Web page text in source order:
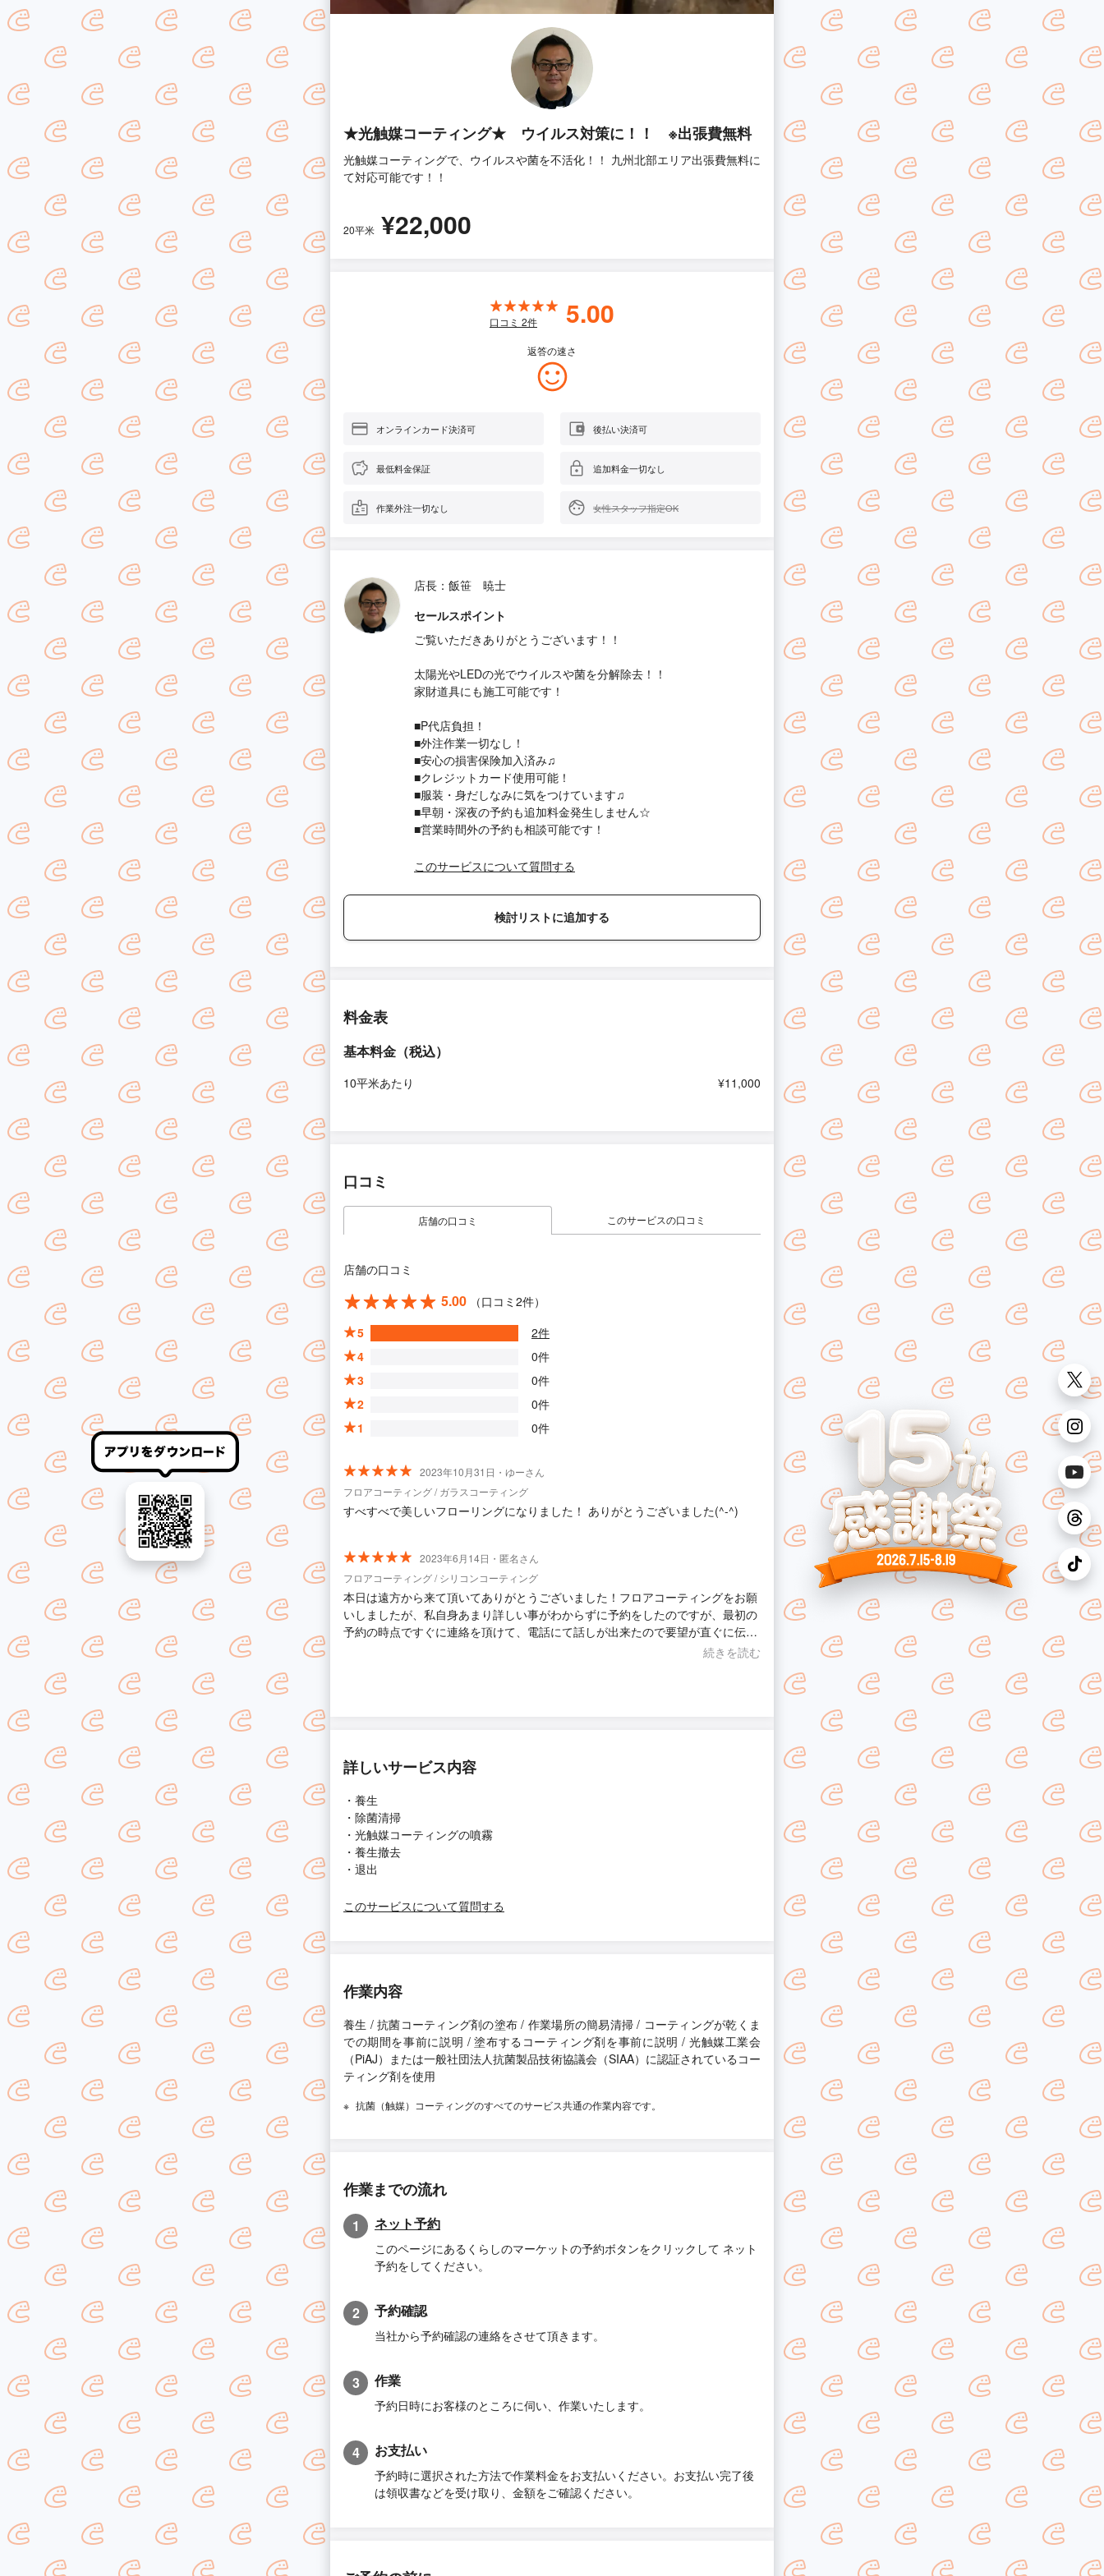
★光触媒コーティング★ ウイルス対策に！！ ※出張費無料
光触媒コーティングで、ウイルスや菌を不活化！！ 九州北部エリア出張費無料に
て対応可能です！！
20平米 ¥22,000
口コミ 2件 5.00
返答の速さ
オンラインカード決済可 後払い決済可
最低料金保証 追加料金一切なし
作業外注一切なし 女性スタッフ指定OK
店長：飯笹 暁士
セールスポイント
ご覧いただきありがとうございます！！
太陽光やLEDの光でウイルスや菌を分解除去！！
家財道具にも施工可能です！
■P代店負担！
■外注作業一切なし！
■安心の損害保険加入済み♫
■クレジットカード使用可能！
■服装・身だしなみに気をつけています♫
■早朝・深夜の予約も追加料金発生しません☆
■営業時間外の予約も相談可能です！
このサービスについて質問する
検討リストに追加する
料金表
基本料金（税込）
10平米あたり ¥11,000
口コミ
店舗の口コミ このサービスの口コミ
店舗の口コミ
5.00
（口コミ2件）
5
2件
4
0件
3
0件
2
0件
1
0件
2023年10月31日・ゆーさん
フロアコーティング / ガラスコーティング
すべすべで美しいフローリングになりました！ ありがとうございました(^-^)
2023年6月14日・匿名さん
フロアコーティング / シリコンコーティング
本日は遠方から来て頂いてありがとうございました！フロアコーティングをお願
いしましたが、私自身あまり詳しい事がわからずに予約をしたのですが、最初の
予約の時点ですぐに連絡を頂けて、電話にて話しが出来たので要望が直ぐに伝わ
り安心しました。時間にも的確で、仕上りもこちらの要望通りになっており、大
続きを読む
詳しいサービス内容
・養生
・除菌清掃
・光触媒コーティングの噴霧
・養生撤去
・退出
このサービスについて質問する
作業内容
養生 / 抗菌コーティング剤の塗布 / 作業場所の簡易清掃 / コーティングが乾くま
での期間を事前に説明 / 塗布するコーティング剤を事前に説明 / 光触媒工業会
（PiAJ）または一般社団法人抗菌製品技術協議会（SIAA）に認証されているコー
ティング剤を使用
抗菌（触媒）コーティングのすべてのサービス共通の作業内容です。
作業までの流れ
1 ネット予約
このページにあるくらしのマーケットの予約ボタンをクリックして ネット
予約をしてください。
2 予約確認
当社から予約確認の連絡をさせて頂きます。
3 作業
予約日時にお客様のところに伺い、作業いたします。
4 お支払い
予約時に選択された方法で作業料金をお支払いください。お支払い完了後
は領収書などを受け取り、金額をご確認ください。